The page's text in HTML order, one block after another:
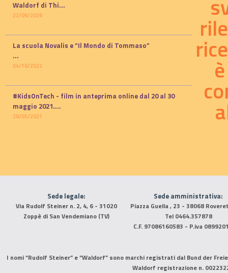
Waldorf di Thi...
22/06/2026
La scuola Novalis e “Il Mondo di Tommaso”
...
04/10/2022
#KidsOnTech - film in anteprima online dal 20 al 30
maggio 2021....
20/05/2021
Sede legale:
Via Rudolf Steiner n. 2, 4, 6 - 31020
Zoppè di San Vendemiano (TV)
Sede amministrativa:
Piazza Guella , 23 - 38068
Tel 0464.357878
C.F. 97086160583 - P.iva
I nomi “Rudolf Steiner” e “Waldorf” sono marchi registrati dal Bund der
Waldorf registrazione n.